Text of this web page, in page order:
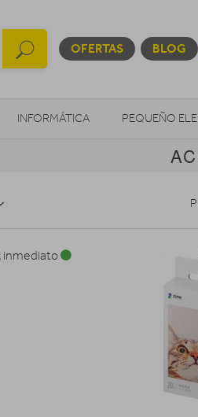
OFERTAS BLOG
INFORMÁTICA PEQUEÑO
inmediato